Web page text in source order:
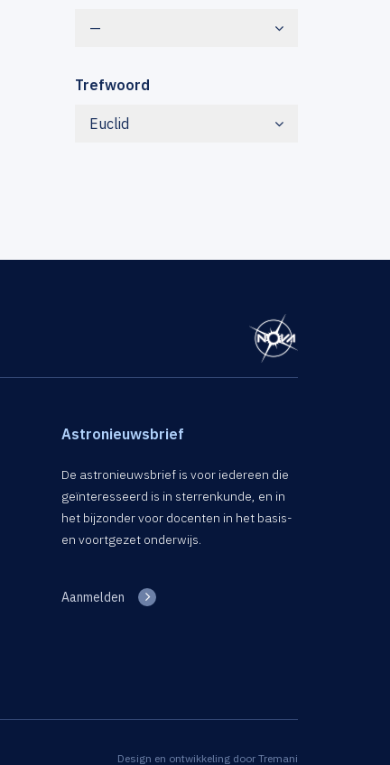
—
Trefwoord
Euclid
Astronieuwsbrief
De astronieuwsbrief is voor iedereen die
geïnteresseerd is in sterrenkunde, en in
het bijzonder voor docenten in het basis-
en voortgezet onderwijs.
Aanmelden
Design en ontwikkeling door Tremani